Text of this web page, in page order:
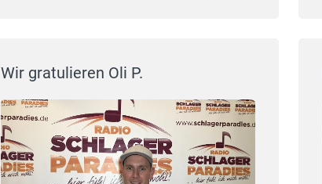
Wir gratulieren Oli P.